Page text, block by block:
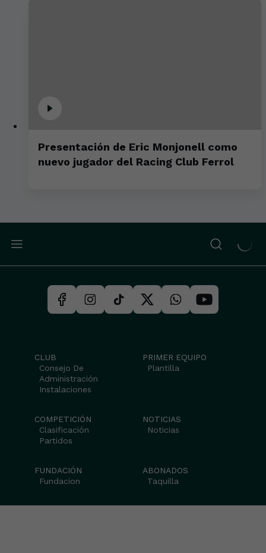
Presentación de Eric Monjonell como
nuevo jugador del Racing Club Ferrol
CLUB
Consejo De
Administración
Instalaciones
PRIMER EQUIPO
Plantilla
COMPETICIÓN
Clasificación
Partidos
NOTICIAS
Noticias
FUNDACIÓN
Fundacion
ABONADOS
Taquilla